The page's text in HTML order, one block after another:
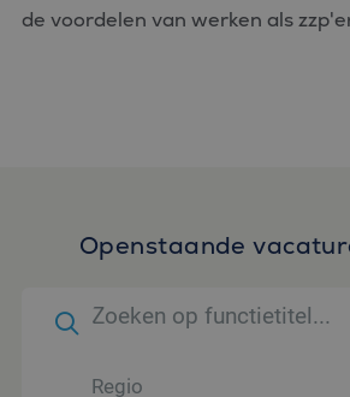
de voordelen van werken als
Openstaande